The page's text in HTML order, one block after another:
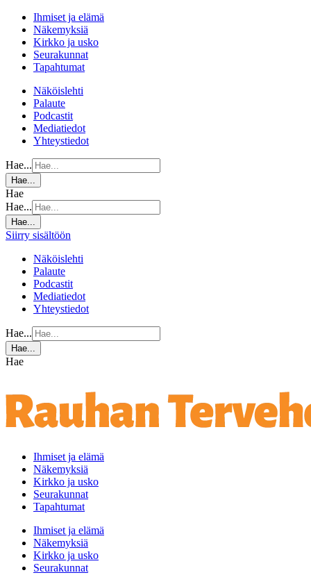
Ihmiset ja elämä
Näkemyksiä
Kirkko ja usko
Seurakunnat
Tapahtumat
Näköislehti
Palaute
Podcastit
Mediatiedot
Yhteystiedot
Hae...
Hae...
Hae
Hae...
Hae...
Siirry sisältöön
Näköislehti
Palaute
Podcastit
Mediatiedot
Yhteystiedot
Hae...
Hae...
Hae
Ihmiset ja elämä
Näkemyksiä
Kirkko ja usko
Seurakunnat
Tapahtumat
Ihmiset ja elämä
Näkemyksiä
Kirkko ja usko
Seurakunnat